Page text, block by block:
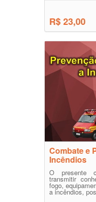
R$ 23,00
Combate e
Incêndios
O presente
transmitir
fogo,
a incêndios,